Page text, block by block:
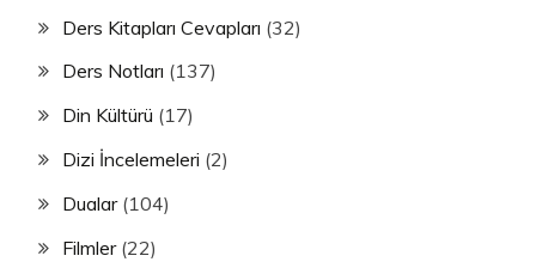
Ders Kitapları Cevapları (32)
Ders Notları (137)
Din Kültürü (17)
Dizi İncelemeleri (2)
Dualar(104)
Filmler(22)